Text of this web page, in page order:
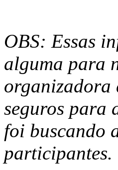
OBS: Essas
alguma para
organizadora
seguros para
foi buscando
participantes.